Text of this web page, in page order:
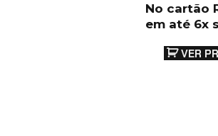
No cartão
em até 6x
VER